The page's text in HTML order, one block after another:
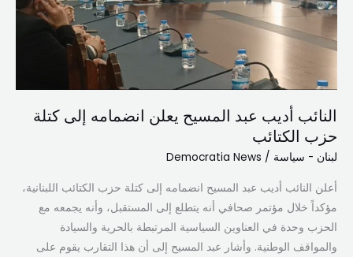
النائب أديب عبد المسيح يعلن انضمامه إلى كتلة
حزب الكتائب
لبنان - سياسة /
Democratia News
أعلن النائب أديب عبد المسيح انضمامه إلى كتلة حزب الكتائب اللبنانية،
مؤكداً خلال مؤتمر صحافي أنه يتطلع إلى المستقبل، وأنه يجمعه مع
الحزب وحدة في العناوين السياسية المرتبطة بالحرية والسيادة
والمواقف الوطنية. وأشار عبد المسيح إلى أن هذا التقارب يقوم على
انضمامه
إلى
كتلة